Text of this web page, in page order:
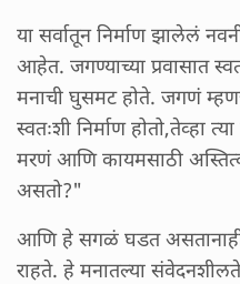
या सर्वातून निर्माण झालेलं
आहेत. जगण्याच्या प्रवासात
मनाची घुसमट होते. जगणं
स्वतःशी निर्माण होतो,तेव्हा
मरणं आणि कायमसाठी
असतो?"
आणि हे सगळं घडत असतानाही
राहते. हे मनातल्या